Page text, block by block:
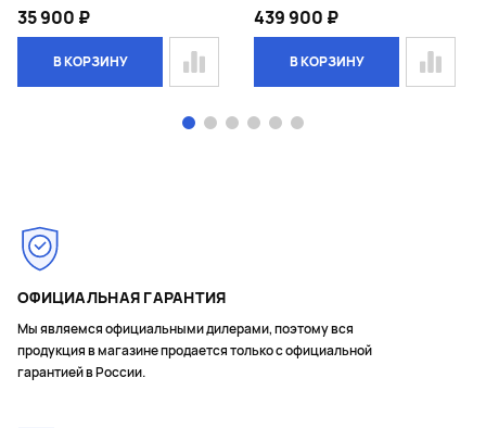
35 900 ₽
В КОРЗИНУ
439 900 ₽
В КОРЗИНУ
ОФИЦИАЛЬНАЯ ГАРАНТИЯ
Мы являемся официальными дилерами, поэтому вся
продукция в магазине продается только с официальной
гарантией в России.